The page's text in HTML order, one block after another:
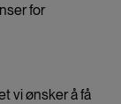
for
vi ønsker å få